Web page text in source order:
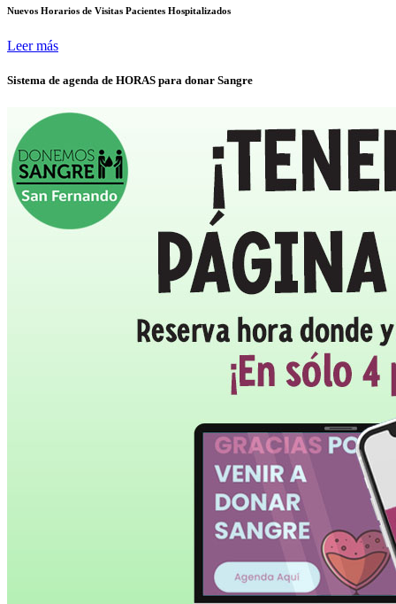
Nuevos Horarios de Visitas Pacientes Hospitalizados
Leer más
Sistema de agenda de HORAS para donar Sangre